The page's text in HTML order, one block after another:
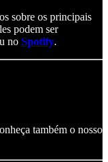
sobre os principais
podem ser
no Spotify.
também o nosso